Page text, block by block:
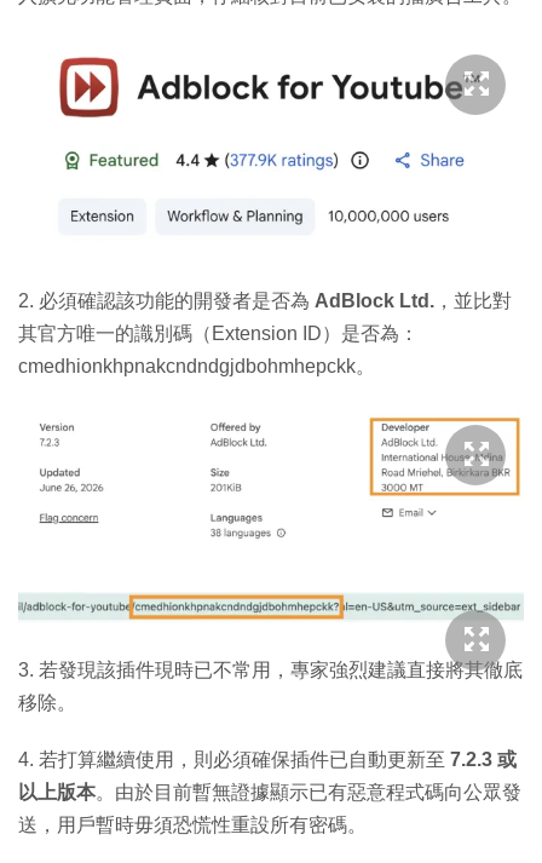
2. 必須確認該功能的開發者是否為 AdBlock Ltd. ，並比對
其官方唯一的識別碼（Extension ID）是否為：
cmedhionkhpnakcndndgjdbohmhepckk。
3. 若發現該插件現時已不常用，專家強烈建議直接將其徹底
移除。
4. 若打算繼續使用，則必須確保插件已自動更新至 7.2.3 或
以上版本。由於目前暫無證據顯示已有惡意程式碼向公眾發
送，用戶暫時毋須恐慌性重設所有密碼。